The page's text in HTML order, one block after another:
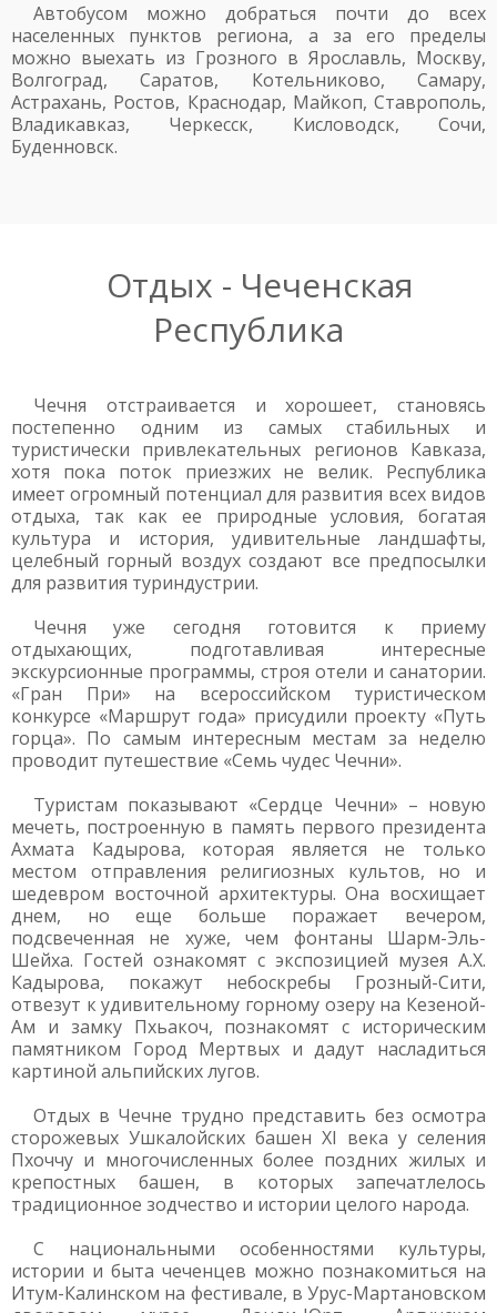
Автобусом можно добраться почти до всех
населенных пунктов региона, а за его пределы
можно выехать из Грозного в Ярославль, Москву,
Волгоград, Саратов, Котельниково, Самару,
Астрахань, Ростов, Краснодар, Майкоп, Ставрополь,
Владикавказ, Черкесск, Кисловодск, Сочи,
Буденновск.
Отдых - Чеченская
Республика
Чечня отстраивается и хорошеет, становясь
постепенно одним из самых стабильных и
туристически привлекательных регионов Кавказа,
хотя пока поток приезжих не велик. Республика
имеет огромный потенциал для развития всех видов
отдыха, так как ее природные условия, богатая
культура и история, удивительные ландшафты,
целебный горный воздух создают все предпосылки
для развития туриндустрии.
Чечня уже сегодня готовится к приему
отдыхающих, подготавливая интересные
экскурсионные программы, строя отели и санатории.
«Гран При» на всероссийском туристическом
конкурсе «Маршрут года» присудили проекту «Путь
горца». По самым интересным местам за неделю
проводит путешествие «Семь чудес Чечни».
Туристам показывают «Сердце Чечни» – новую
мечеть, построенную в память первого президента
Ахмата Кадырова, которая является не только
местом отправления религиозных культов, но и
шедевром восточной архитектуры. Она восхищает
днем, но еще больше поражает вечером,
подсвеченная не хуже, чем фонтаны Шарм-Эль-
Шейха. Гостей ознакомят с экспозицией музея А.Х.
Кадырова, покажут небоскребы Грозный-Сити,
отвезут к удивительному горному озеру на Кезеной-
Ам и замку Пхьакоч, познакомят с историческим
памятником Город Мертвых и дадут насладиться
картиной альпийских лугов.
Отдых в Чечне трудно представить без осмотра
сторожевых Ушкалойских башен XI века у селения
Пхоччу и многочисленных более поздних жилых и
крепостных башен, в которых запечатлелось
традиционное зодчество и истории целого народа.
С национальными особенностями культуры,
истории и быта чеченцев можно познакомиться на
Итум-Калинском на фестивале, в Урус-Мартановском